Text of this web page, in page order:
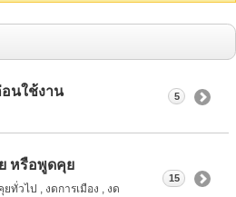
นใช้งาน 5
หรือพูดคุย
ทั่วไป , งดการเมือง , งด
15